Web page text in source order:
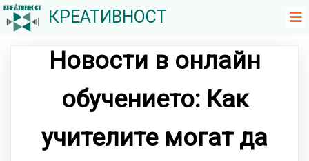
КРЕАТИВНОСТ
Новости в онлайн
обучението: Как
учителите могат да